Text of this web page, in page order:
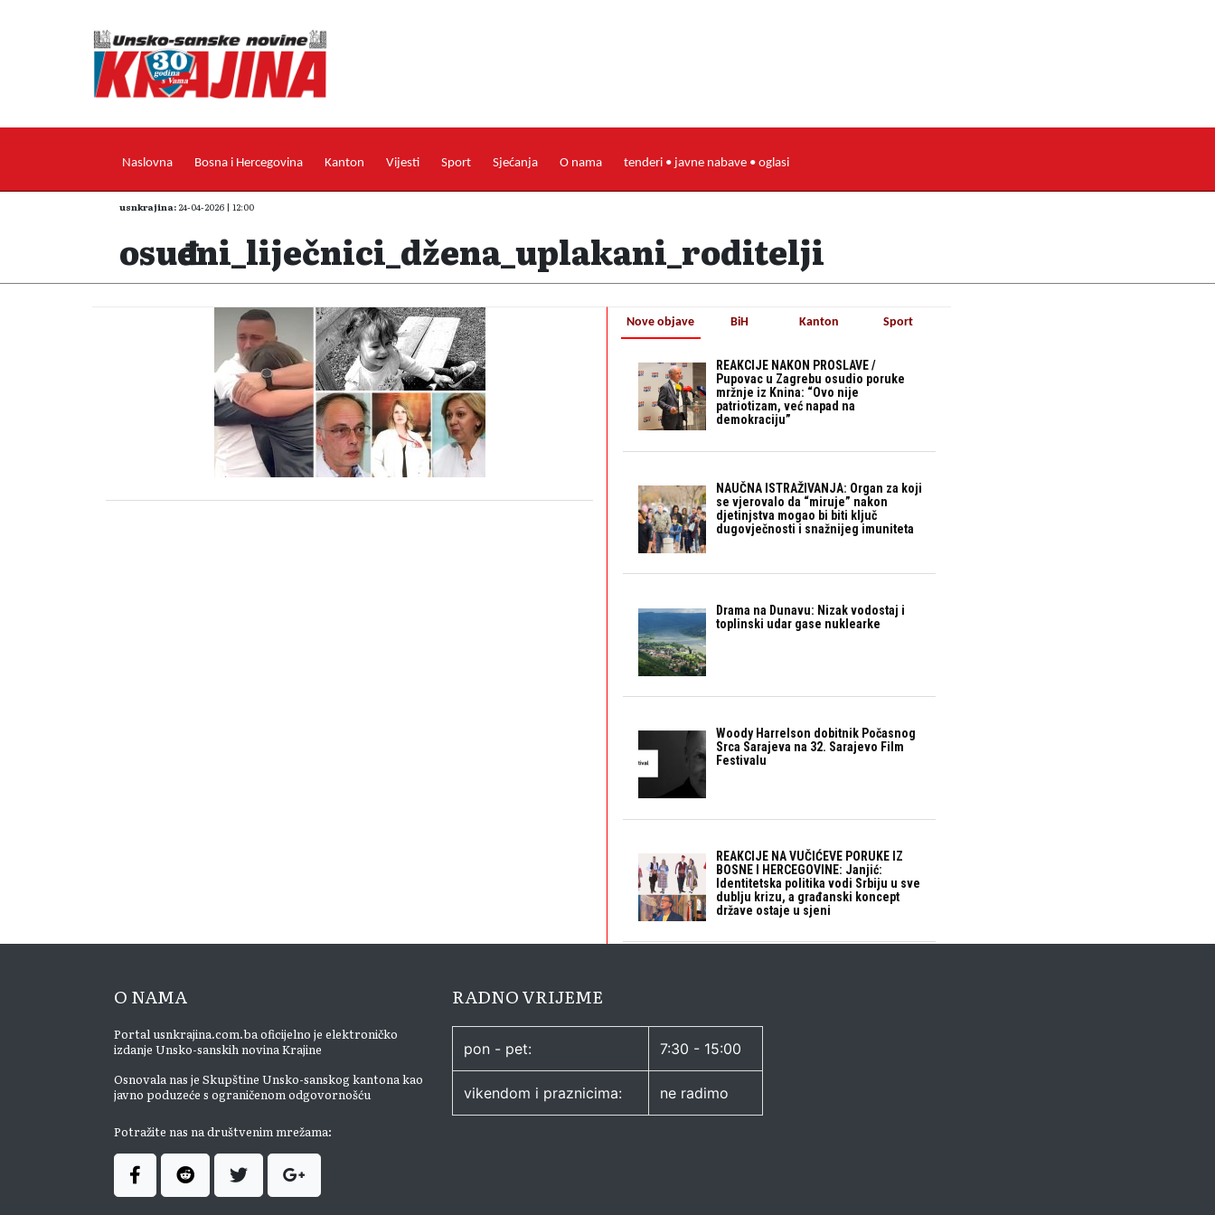
Naslovna Bosna i Hercegovina Kanton Vijesti Sport Sjećanja O nama tenderi • javne nabave • oglasi
usnkrajina: 24-04-2026 | 12:00
osuđeni_liječnici_džena_uplakani_roditelji
Nove objave
REAKCIJE NAKON PROSLAVE /
Pupovac u Zagrebu osudio poruke
mržnje iz Knina: “Ovo nije
patriotizam, već napad na
demokraciju”
NAUČNA ISTRAŽIVANJA: Organ za koji
se vjerovalo da “miruje” nakon
djetinjstva mogao bi biti ključ
dugovječnosti i snažnijeg imuniteta
Drama na Dunavu: Nizak vodostaj i
toplinski udar gase nuklearke
Woody Harrelson dobitnik Počasnog
Srca Sarajeva na 32. Sarajevo Film
Festivalu
REAKCIJE NA VUČIĆEVE PORUKE IZ
BOSNE I HERCEGOVINE: Janjić:
Identitetska politika vodi Srbiju u sve
dublju krizu, a građanski koncept
države ostaje u sjeni
BiH Kanton Sport
O NAMA
Portal usnkrajina.com.ba oficijelno je elektroničko
izdanje Unsko-sanskih novina Krajine
Osnovala nas je Skupštine Unsko-sanskog kantona kao
javno poduzeće s ograničenom odgovornošću
Potražite nas na društvenim mrežama:
RADNO VRIJEME
pon - pet: 7:30 - 15:00
vikendom i praznicima: ne radimo